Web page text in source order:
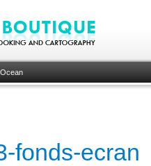
fonds-ecran